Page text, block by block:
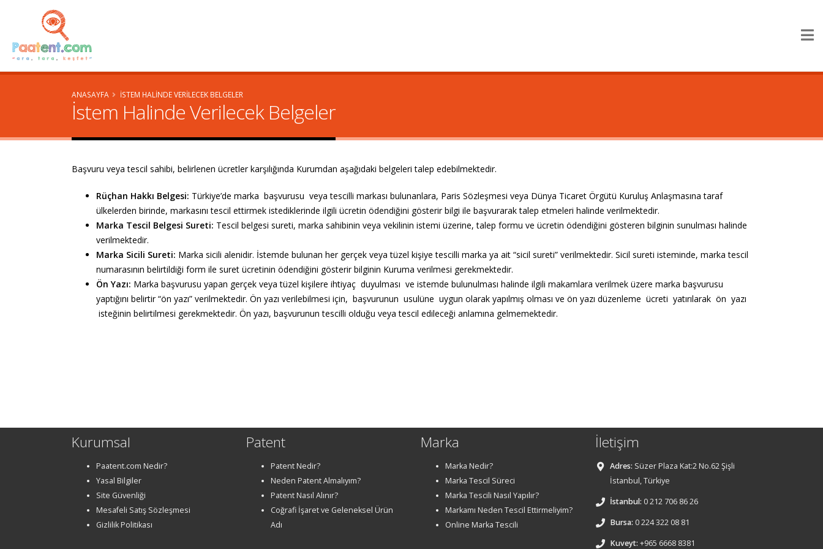
×
ANASAYFA İSTEM HALINDE VERILECEK BELGELER
İstem Halinde Verilecek Belgeler
Başvuru veya tescil sahibi, belirlenen ücretler karşılığında Kurumdan aşağıdaki belgeleri talep edebilmektedir.
Rüçhan Hakkı Belgesi: Türkiye’de marka başvurusu veya tescilli markası bulunanlara, Paris Sözleşmesi veya Dünya Ticaret Örgütü Kuruluş Anlaşmasına taraf
ülkelerden birinde, markasını tescil ettirmek istediklerinde ilgili ücretin ödendiğini gösterir bilgi ile başvurarak talep etmeleri halinde verilmektedir.
Marka Tescil Belgesi Sureti: Tescil belgesi sureti, marka sahibinin veya vekilinin istemi üzerine, talep formu ve ücretin ödendiğini gösteren bilginin sunulması halinde
verilmektedir.
Marka Sicili Sureti: Marka sicili alenidir. İstemde bulunan her gerçek veya tüzel kişiye tescilli marka ya ait “sicil sureti” verilmektedir. Sicil sureti isteminde, marka tescil
numarasının belirtildiği form ile suret ücretinin ödendiğini gösterir bilginin Kuruma verilmesi gerekmektedir.
Ön Yazı: Marka başvurusu yapan gerçek veya tüzel kişilere ihtiyaç duyulması ve istemde bulunulması halinde ilgili makamlara verilmek üzere marka başvurusu
yaptığını belirtir “ön yazı” verilmektedir. Ön yazı verilebilmesi için, başvurunun usulüne uygun olarak yapılmış olması ve ön yazı düzenleme ücreti yatırılarak ön yazı
isteğinin belirtilmesi gerekmektedir. Ön yazı, başvurunun tescilli olduğu veya tescil edileceği anlamına gelmemektedir.
Kurumsal
Paatent.com Nedir?
Yasal Bilgiler
Site Güvenliği
Mesafeli Satış Sözleşmesi
Gizlilik Politikası
Patent
Patent Nedir?
Neden Patent Almalıyım?
Patent Nasıl Alınır?
Coğrafi İşaret ve Geleneksel Ürün
Adı
Marka
Marka Nedir?
Marka Tescil Süreci
Marka Tescili Nasıl Yapılır?
Markamı Neden Tescil Ettirmeliyim?
Online Marka Tescili
İletişim
Adres: Süzer Plaza Kat:2 No.62 Şişli
İstanbul, Türkiye
İstanbul: 0 212 706 86 26
Bursa: 0 224 322 08 81
Kuveyt: +965 6668 8381